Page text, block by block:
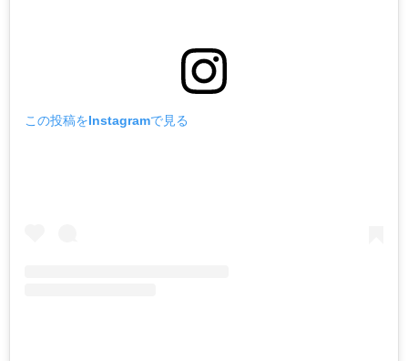
この投稿をInstagramで見る